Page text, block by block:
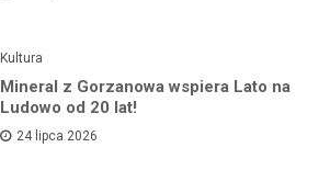
Kultura
Mineral z Gorzanowa wspiera Lato na
Ludowo od 20 lat!
24 lipca 2026